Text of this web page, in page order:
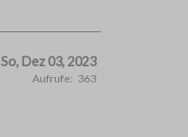
So, Dez 03, 2023
Aufrufe: 363